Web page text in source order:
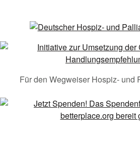
Für den Wegweiser Hospiz- und